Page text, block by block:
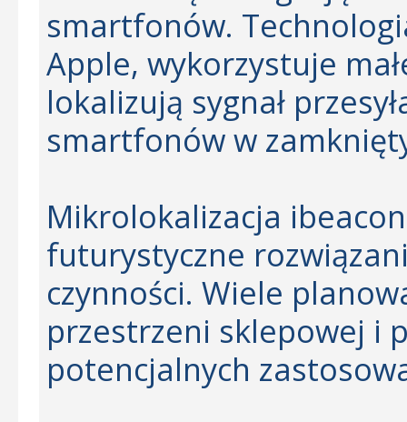
smartfonów.
Apple, wykorzystuje
lokalizują sygnał
smartfonów w
Mikrolokalizacja
futurystyczne
czynności. Wiele
przestrzeni sklepowej i
potencjalnych